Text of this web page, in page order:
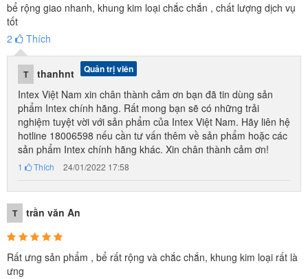
bể rộng giao nhanh, khung kim loại chắc chắn , chất lượng dịch vụ
tốt
2
Thích
T thanhnt Quản trị viên
Intex Việt Nam xin chân thành cảm ơn bạn đã tin dùng sản
phẩm Intex chính hãng. Rất mong bạn sẽ có những trải
nghiệm tuyệt vời với sản phẩm của Intex Việt Nam. Hãy liên hệ
hotline 18006598 nếu cần tư vấn thêm về sản phẩm hoặc các
sản phẩm Intex chính hãng khác. Xin chân thành cảm ơn!
1 Thích 24/01/2022 17:58
T trần văn An
Rất ưng sản phẩm , bể rất rộng và chắc chắn, khung kim loại rất là
ưng